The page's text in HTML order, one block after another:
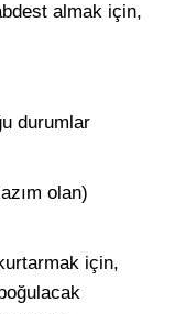
almak için,
durumlar
olan)
için,